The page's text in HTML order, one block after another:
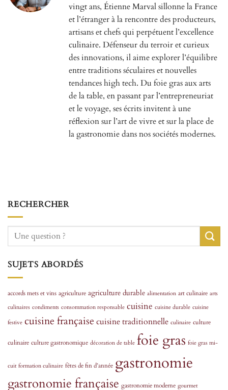
vingt ans, Étienne Marval sillonne la France
et l’étranger à la rencontre des producteurs,
artisans et chefs qui perpétuent l’excellence
culinaire. Défenseur du terroir et curieux
des innovations, il aime explorer l’équilibre
entre traditions séculaires et nouvelles
tendances high tech. Du foie gras aux arts
de la table, en passant par l’entrepreneuriat
et le voyage, ses écrits invitent à une
réflexion sur l’art de vivre et sur la place de
la gastronomie dans nos sociétés modernes.
RECHERCHER
SUJETS ABORDÉS
accords mets et vins agriculture agriculture durable alimentation art culinaire arts
culinaires condiments consommation responsable cuisine cuisine durable cuisine
festive cuisine française cuisine traditionnelle culinaire culture
culinaire culture gastronomique décoration de table foie gras foie gras mi-
cuit formation culinaire fêtes de fin d’année gastronomie
gastronomie française gastronomie moderne gourmet